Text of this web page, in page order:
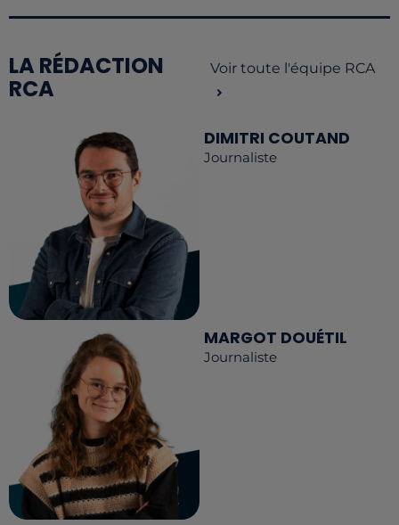
LA RÉDACTION
RCA
Voir toute l'équipe RCA
DIMITRI COUTAND
Journaliste
MARGOT DOUÉTIL
Journaliste